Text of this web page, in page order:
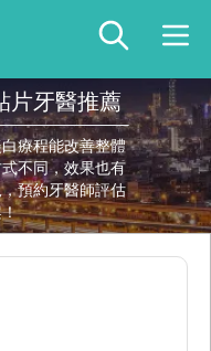
片牙醫推薦
療程能改善整體
不同，效果也有
預約牙醫師評估